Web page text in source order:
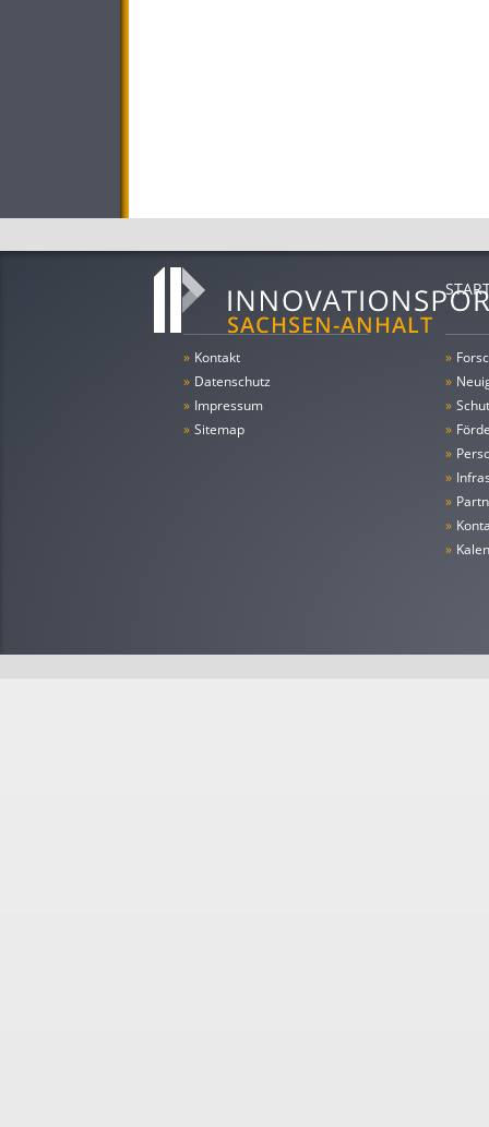
» Kontakt
» Datenschutz
» Impressum
» Sitemap
»
»
»
»
»
»
»
»
»